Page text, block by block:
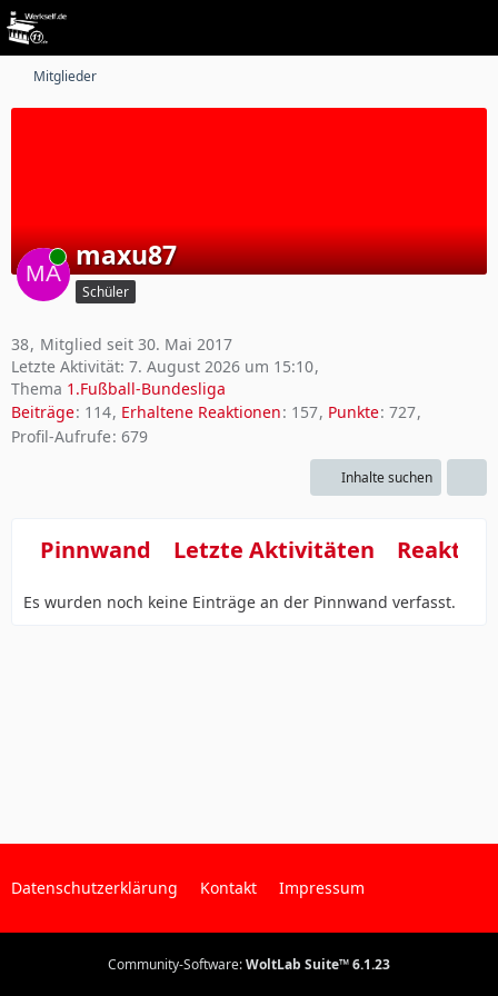
Mitglieder
Online maxu87
Schüler
38 Mitglied seit 30. Mai 2017
Letzte Aktivität: 7. August 2026 um 15:10
Thema 1.Fußball-Bundesliga
Beiträge 114 Erhaltene Reaktionen 157 Punkte 727
Profil-Aufrufe 679
Inhalte suchen
Pinnwand Letzte Aktivitäten
Es wurden noch keine Einträge an der Pinnwand verfasst.
Datenschutzerklärung Kontakt Impressum
Community-Software:WoltLab Suite™ 6.1.23